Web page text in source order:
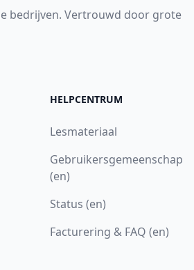
bedrijven. Vertrouwd door grote
HELPCENTRUM
Lesmateriaal
Gebruikersgemeenschap
(en)
Status (en)
Facturering & FAQ (en)